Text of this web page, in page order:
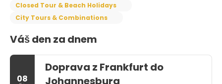
Closed Tour & Beach Holidays
City Tours & Combinations
Váš den za dnem
08
Doprava z Frankfurt do
Johannesburg